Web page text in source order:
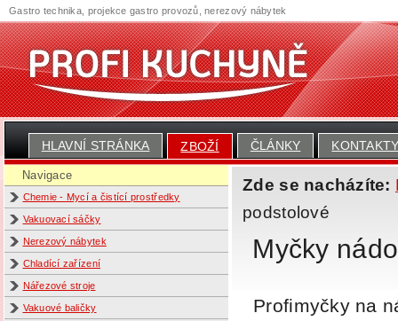
HLAVNÍ STRÁNKA ZBOŽÍ ČLÁNKY
Navigace
Chemie - Mycí a čistící prostředky
Vakuovací sáčky
Nerezový nábytek
Chladící zařízení
Nářezové stroje
Vakuové baličky
Zde se nacházíte:
podstolové
Myčky
Profimyčky na
Gastro technika, projekce gastro provozů, nerezový nábytek